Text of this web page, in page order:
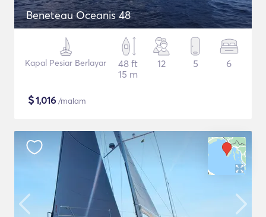
Beneteau Oceanis 48
Kapal Pesiar Berlayar
48 ft
15 m
12 5 6
$1,016 /malam